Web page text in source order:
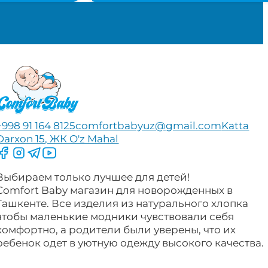
1,105,000 сум.
91 164 8125comfortbabyuz@gmail.comKatta
15, ЖК O'z Mahal
за нами на Facebook
Следите за нами в Instagram
Следите за нами в Telegram
Следите за нами в YouTube
только лучшее для детей!
Baby магазин для новорожденных в
Все изделия из натурального хлопка
маленькие модники чувствовали себя
а родители были уверены, что их
одет в уютную одежду высокого качества.